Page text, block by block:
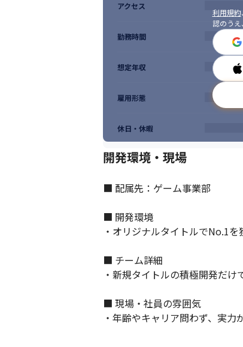
少数精鋭メンバーで業務に取り組む
利用規約、
認のうえ
アクセス
勤務時間
想定年収
雇用形態
休日・休暇
開発環境・現場
■ 配属先：ゲーム事業部
■ 開発環境
・オリジナルタイトルでNo.1
■ チーム詳細
・新規タイトルの積極開発だ
■ 現場・社員の雰囲気
・年齢やキャリア問わず、実